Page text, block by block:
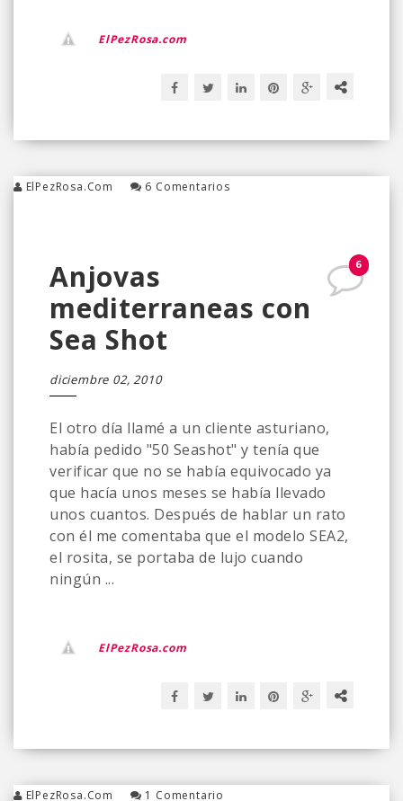
ElPezRosa.com
ElPezRosa.com 6 Comentarios
6
Anjovas
mediterraneas con
Sea Shot
diciembre 02, 2010
El otro día llamé a un cliente asturiano,
había pedido "50 Seashot" y tenía que
verificar que no se había equivocado ya
que hacía unos meses se había llevado
unos cuantos. Después de hablar un rato
con él me comentaba que el modelo SEA2,
el rosita, se portaba de lujo cuando
ningún ...
ElPezRosa.com
ElPezRosa.com 1 Comentario